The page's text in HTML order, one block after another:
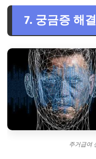
7. 궁금증 해
주거급여